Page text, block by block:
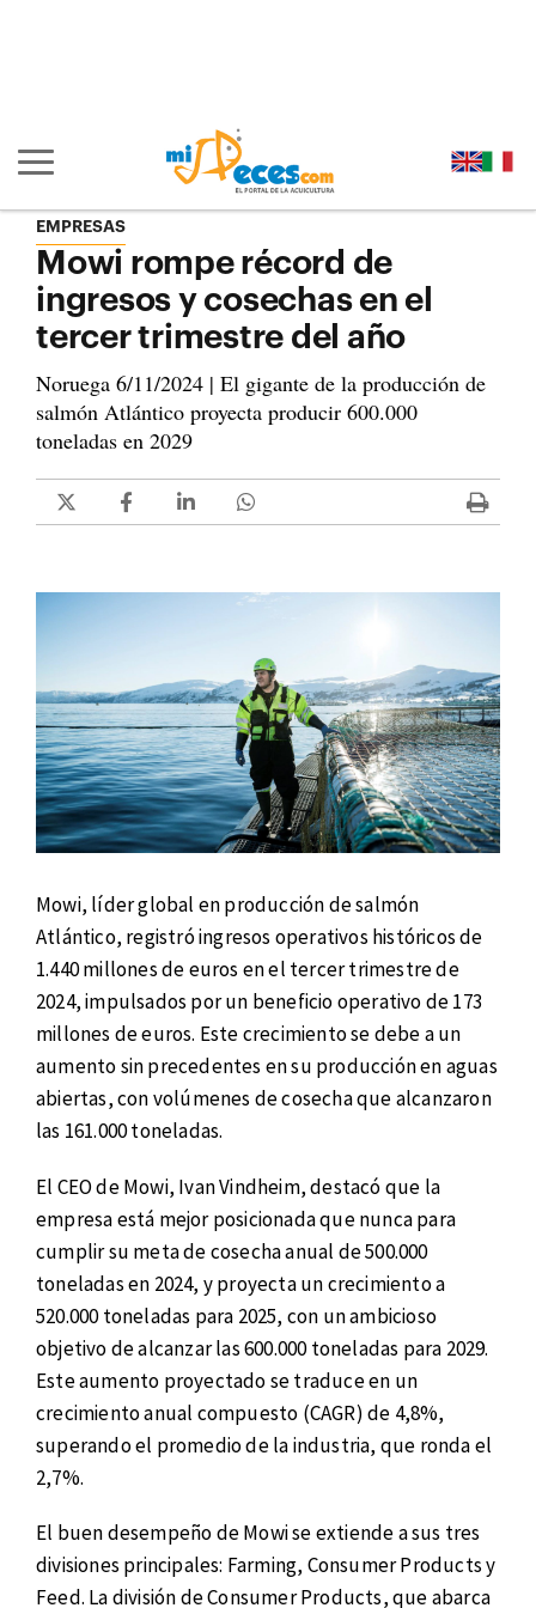
Mostrar/ocultar navegación principal
EMPRESAS
Mowi rompe récord de
ingresos y cosechas en el
tercer trimestre del año
Noruega 6/11/2024 | El gigante de la producción de
salmón Atlántico proyecta producir 600.000
toneladas en 2029
Mowi, líder global en producción de salmón
Atlántico, registró ingresos operativos históricos de
1.440 millones de euros en el tercer trimestre de
2024, impulsados por un beneficio operativo de 173
millones de euros. Este crecimiento se debe a un
aumento sin precedentes en su producción en aguas
abiertas, con volúmenes de cosecha que alcanzaron
las 161.000 toneladas.
El CEO de Mowi, Ivan Vindheim, destacó que la
empresa está mejor posicionada que nunca para
cumplir su meta de cosecha anual de 500.000
toneladas en 2024, y proyecta un crecimiento a
520.000 toneladas para 2025, con un ambicioso
objetivo de alcanzar las 600.000 toneladas para 2029.
Este aumento proyectado se traduce en un
crecimiento anual compuesto (CAGR) de 4,8%,
superando el promedio de la industria, que ronda el
2,7%.
El buen desempeño de Mowi se extiende a sus tres
divisiones principales: Farming, Consumer Products y
Feed. La división de Consumer Products, que abarca